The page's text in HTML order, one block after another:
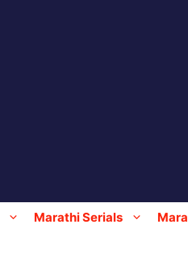
Marathi Serials